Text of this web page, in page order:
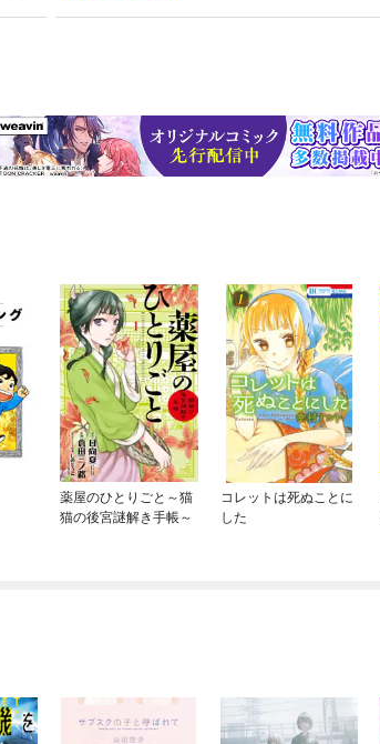
薬屋のひとりごと～猫
猫の後宮謎解き手帳～
コレットは死ぬことに
した